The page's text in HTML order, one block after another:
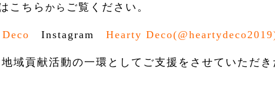
こちら から ご覧ください。
Instagram Hearty
域貢献活動の一環としてご支援をさせていただ